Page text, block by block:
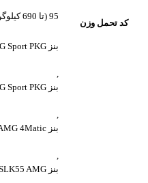
کد تحمل وزن
95 (تا 690 کیلوگرم)
بنز CLA250 4Matic W/AMG Sport PKG
,
بنز CLA250 W/AMG Sport PKG
,
بنز CLA45 AMG 4Matic
,
بنز SLK55 AMG